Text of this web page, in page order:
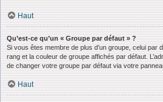
Haut
Qu’est-ce qu’un « Groupe par défaut » ?
Si vous êtes membre de plus d’un groupe, celui par
rang et la couleur de groupe affichés par défaut.
de changer votre groupe par défaut via votre
Haut